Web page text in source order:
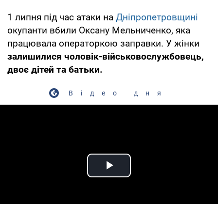
1 липня під час атаки на Дніпропетровщині
окупанти вбили Оксану Мельниченко, яка
працювала операторкою заправки. У жінки
залишилися чоловік-військовослужбовець,
двоє дітей та батьки.
Відео дня
Play Video